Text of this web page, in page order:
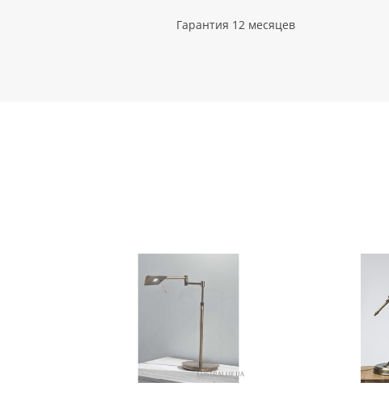
Гарантия 12 месяцев